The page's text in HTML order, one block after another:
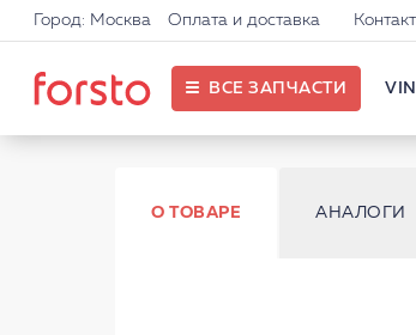
Город: Москва Оплата и доставка
ВСЕ ЗАПЧАСТИ
О ТОВАРЕ АНАЛОГИ